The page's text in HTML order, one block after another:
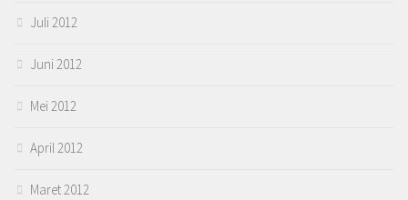
Juli 2012
Juni 2012
Mei 2012
April 2012
Maret 2012